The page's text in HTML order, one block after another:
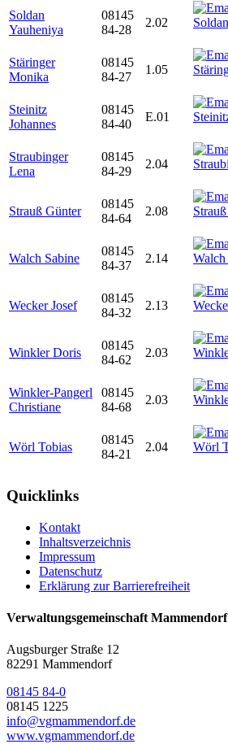
Soldan
Yauheniya
08145
84-28
2.02
Stäringer
Monika
08145
84-27
1.05
Steinitz
Johannes
08145
84-40
E.01
Straubinger
Lena
08145
84-29
2.04
Strauß Günter
08145
84-64
2.08
Walch Sabine
08145
84-37
2.14
Wecker Josef
08145
84-32
2.13
Winkler Doris
08145
84-62
2.03
Winkler-Pangerl
Christiane
08145
84-68
2.03
Wörl Tobias
08145
84-21
2.04
Quicklinks
Kontakt
Inhaltsverzeichnis
Impressum
Datenschutz
Erklärung zur Barrierefreiheit
Verwaltungsgemeinschaft Mammendorf
Augsburger Straße 12
82291 Mammendorf
08145 84-0
08145 1225
info@vgmammendorf.de
www.vgmammendorf.de